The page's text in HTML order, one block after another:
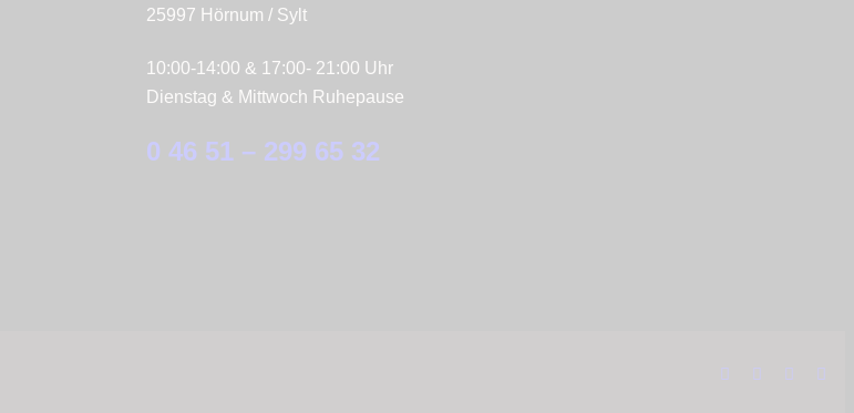
25997 Hörnum / Sylt
10:00-14:00 & 17:00- 21:00 Uhr
Dienstag & Mittwoch Ruhepause
0 46 51 – 299 65 32